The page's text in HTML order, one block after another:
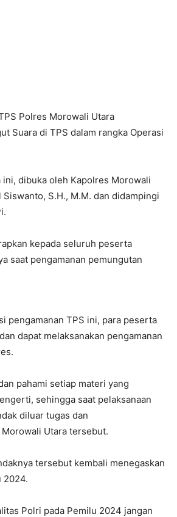
Polres Morowali Utara
Suara di TPS dalam rangka Operasi
dibuka oleh Kapolres Morowali
S.H., M.M. dan didampingi
kepada seluruh peserta
saat pengamanan pemungutan
pengamanan TPS ini, para peserta
dapat melaksanakan pengamanan
pahami setiap materi yang
sehingga saat pelaksanaan
diluar tugas dan
Utara tersebut.
tersebut kembali menegaskan
2024.
Polri pada Pemilu 2024 jangan